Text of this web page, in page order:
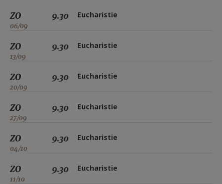
ZO
06/09
9.30 Eucharistie
ZO
13/09
9.30 Eucharistie
ZO
20/09
9.30 Eucharistie
ZO
27/09
9.30 Eucharistie
ZO
04/10
9.30 Eucharistie
ZO
11/10
9.30 Eucharistie